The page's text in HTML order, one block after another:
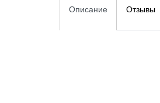
Описание Отзывы